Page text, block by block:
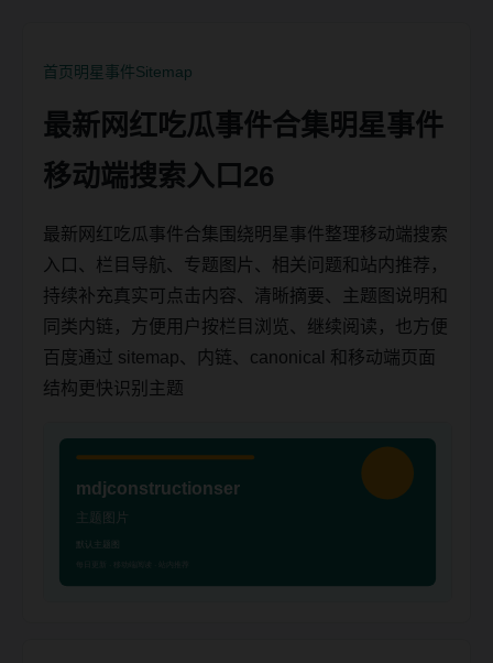
首页明星事件Sitemap
最新网红吃瓜事件合集明星事件
移动端搜索入口26
最新网红吃瓜事件合集围绕明星事件整理移动端搜索
入口、栏目导航、专题图片、相关问题和站内推荐，
持续补充真实可点击内容、清晰摘要、主题图说明和
同类内链，方便用户按栏目浏览、继续阅读，也方便
百度通过 sitemap、内链、canonical 和移动端页面
结构更快识别主题